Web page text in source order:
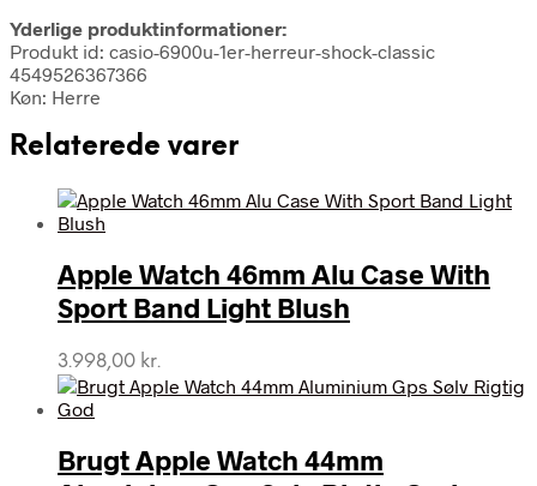
Yderlige produktinformationer:
Produkt id: casio-6900u-1er-herreur-shock-classic
4549526367366
Køn: Herre
Relaterede varer
Apple Watch 46mm Alu Case With
Sport Band Light Blush
3.998,00 kr.
Brugt Apple Watch 44mm